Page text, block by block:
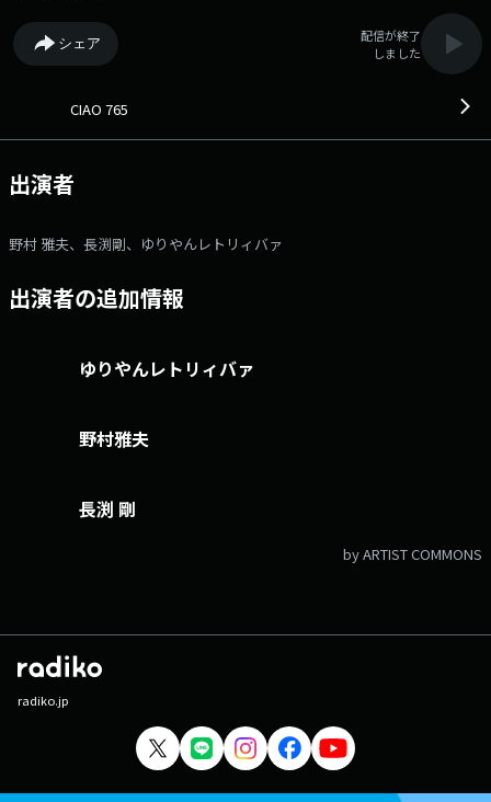
『TODAY’S VIEW』 水曜日は、ぴあ関西版 映画担当：はなさき ようこさ
んによる最新のものと名作をセットにしての映画紹介 ★『Lifetime
Songs』 時代を超えて愛される楽曲をご紹介。 ～ご本人が語るシリー
ァ 生出演！ ミュージカル「フル・モンティ」を語る ＜＜
ュタグ「#fmcocolo765」 ●twitterアカウント「@fmcocolo765」
シェア
配信が終了
しました
CIAO 765
出演者
野村 雅夫、長渕剛、ゆりやんレトリィバァ
出演者の追加情報
ゆりやんレトリィバァ
野村雅夫
長渕 剛
by ARTIST COMMONS
radiko.jp